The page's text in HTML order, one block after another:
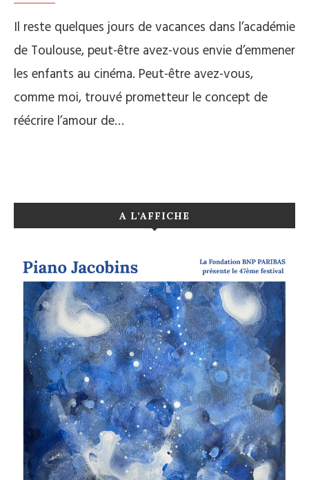
Il reste quelques jours de vacances dans l’académie
de Toulouse, peut-être avez-vous envie d’emmener
les enfants au cinéma. Peut-être avez-vous,
comme moi, trouvé prometteur le concept de
réécrire l’amour de…
A L’AFFICHE